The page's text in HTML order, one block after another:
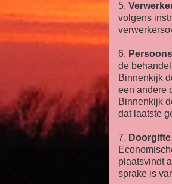
5.
volgens
6.
de
Binnenkijk
een andere
Binnenkijk
dat laatste
7.
plaatsvindt
sprake is